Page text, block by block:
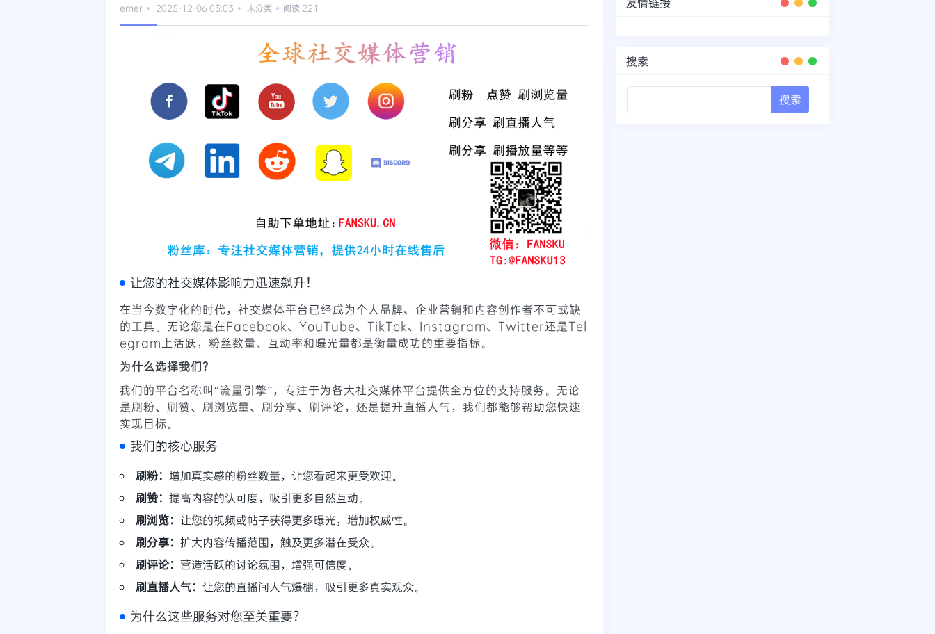
emer 2025-12-06 03:03 未分类 阅读 221
让您的社交媒体影响力迅速飙升！
在当今数字化的时代，社交媒体平台已经成为个人品牌、企业营销和内容创作者不可或缺
的工具。无论您是在Facebook、YouTube、TikTok、Instagram、Twitter还是Tel
egram上活跃，粉丝数量、互动率和曝光量都是衡量成功的重要指标。
为什么选择我们？
我们的平台名称叫“流量引擎”，专注于为各大社交媒体平台提供全方位的支持服务。无论
是刷粉、刷赞、刷浏览量、刷分享、刷评论，还是提升直播人气，我们都能够帮助您快速
实现目标。
我们的核心服务
刷粉： 增加真实感的粉丝数量，让您看起来更受欢迎。
刷赞： 提高内容的认可度，吸引更多自然互动。
刷浏览： 让您的视频或帖子获得更多曝光，增加权威性。
刷分享： 扩大内容传播范围，触及更多潜在受众。
刷评论： 营造活跃的讨论氛围，增强可信度。
刷直播人气： 让您的直播间人气爆棚，吸引更多真实观众。
为什么这些服务对您至关重要？
搜索